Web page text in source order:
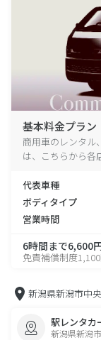
基本料金プラン
商用車のレンタル
は、こちらから各
代表車種
ボディタイプ
営業時間
6時間まで6,600
免責補償制度
新潟県新潟市中
駅レンタカ
新潟県新潟